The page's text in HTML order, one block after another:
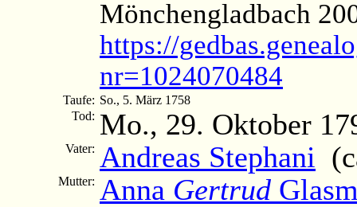
Mönchengladbach
https://
nr=1024070484
Taufe: So., 5. März 1758
Tod: Mo., 29. Oktober
Vater: Andreas Stephani
Mutter: Anna Gertrud